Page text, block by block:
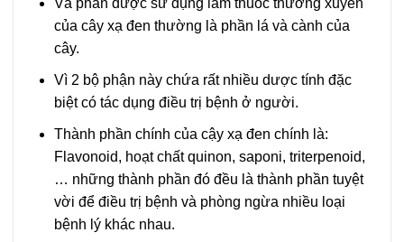
Và phần được sử dụng làm thuốc thường xuyên
của cây xạ đen thường là phần lá và cành của
cây.
Vì 2 bộ phận này chứa rất nhiều dược tính đặc
biệt có tác dụng điều trị bệnh ở người.
Thành phần chính của cậy xạ đen chính là:
Flavonoid, hoạt chất quinon, saponi, triterpenoid,
… những thành phần đó đều là thành phần tuyệt
vời để điều trị bệnh và phòng ngừa nhiều loại
bệnh lý khác nhau.